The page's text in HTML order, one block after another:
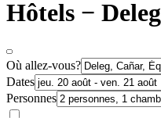
Hôtels − Deleg
Où allez-vous?
Dates
Personnes